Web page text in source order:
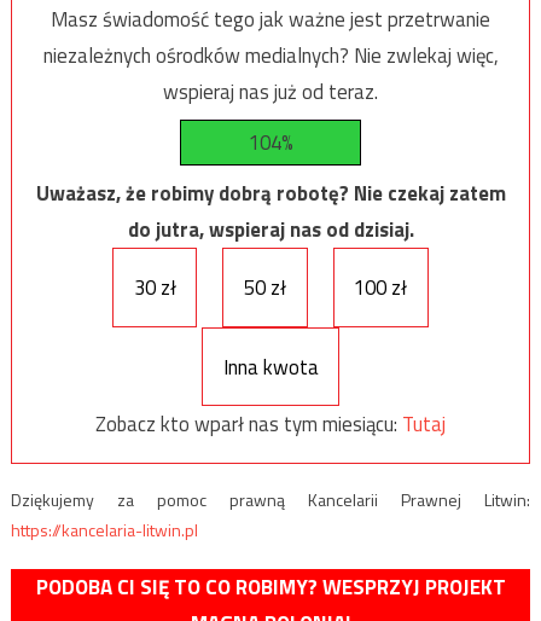
Masz świadomość tego jak ważne jest przetrwanie
niezależnych ośrodków medialnych? Nie zwlekaj więc,
wspieraj nas już od teraz.
104%
Uważasz, że robimy dobrą robotę? Nie czekaj zatem
do jutra, wspieraj nas od dzisiaj.
30 zł
50 zł 100 zł
Inna kwota
Zobacz kto wparł nas tym miesiącu: Tutaj
Dziękujemy za pomoc prawną Kancelarii Prawnej Litwin:
https://kancelaria-litwin.pl
PODOBA CI SIĘ TO CO ROBIMY? WESPRZYJ PROJEKT